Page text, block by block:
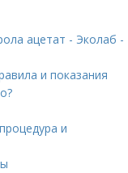
ацетат - Эколаб -
и показания
и